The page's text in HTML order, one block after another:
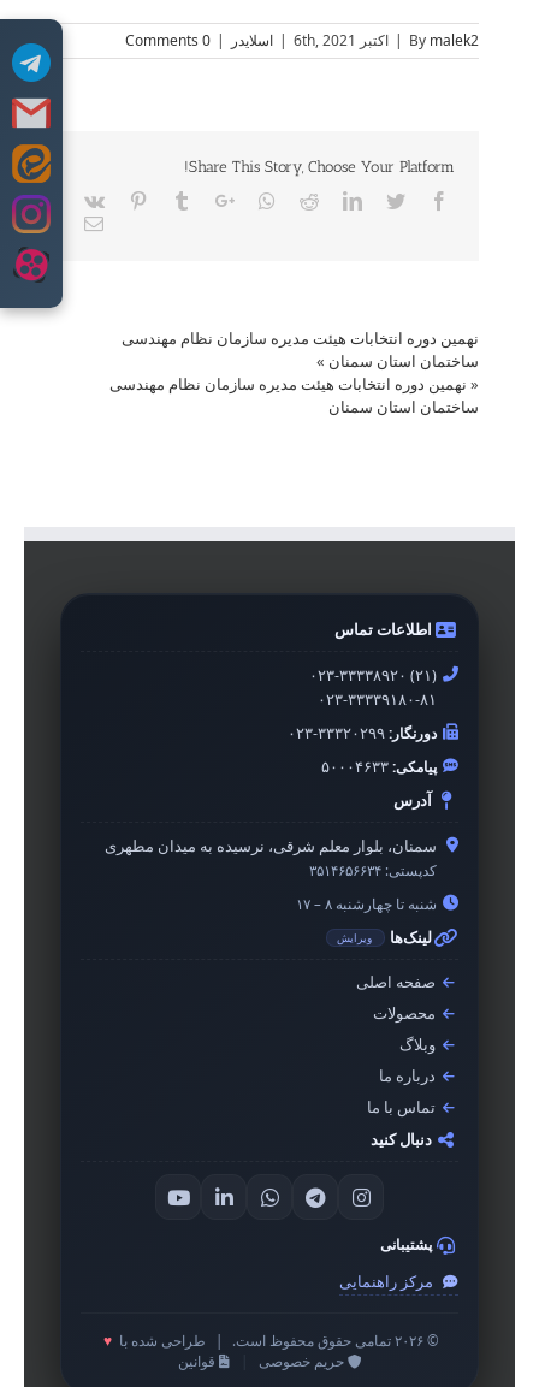
Skip
to
By malek2
| اکتبر 6th, 2021 | اسلایدر |
0 Comments
Share This Story, Choose Your Platform!
Facebook
Twitter
LinkedIn
Reddit
Whatsapp
Google+
Tumblr
Pinterest
Vk
Email
نهمین دوره انتخابات هیئت مدیره سازمان نظام مهندسی
ساختمان استان سمنان »
« نهمین دوره انتخابات هیئت مدیره سازمان نظام مهندسی
ساختمان استان سمنان
اطلاعات تماس
۰۲۳-۳۳۳۳۸۹۲۰ (۲۱)
۰۲۳-۳۳۳۳۹۱۸۰-۸۱
دورنگار:۰۲۳-۳۳۳۲۰۲۹۹
پیامکی:۵۰۰۰۴۶۳۳
آدرس
سمنان، بلوار معلم شرقی، نرسیده به میدان مطهری
کدپستی: ۳۵۱۴۶۵۶۶۳۴
شنبه تا چهارشنبه ۸ – ۱۷
لینک‌ها ویرایش
صفحه اصلی
محصولات
وبلاگ
درباره ما
تماس با ما
دنبال کنید
پشتیبانی
مرکز راهنمایی
© ۲۰۲۶ تمامی حقوق محفوظ است. طراحی شده با ♥
حریم خصوصی
قوانین